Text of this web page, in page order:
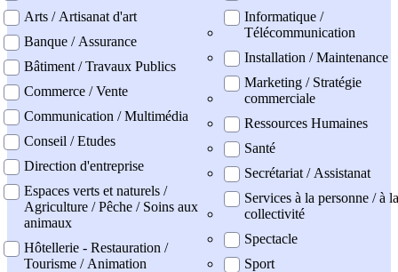
Arts / Artisanat d'art
Banque / Assurance
Bâtiment / Travaux Publics
Commerce / Vente
Communication / Multimédia
Conseil / Etudes
Direction d'entreprise
Espaces verts et naturels /
Agriculture / Pêche / Soins aux
animaux
Hôtellerie - Restauration /
Tourisme / Animation
Informatique /
Télécommunication
Installation / Maintenance
Marketing / Stratégie
commerciale
Ressources Humaines
Santé
Secrétariat / Assistanat
Services à la personne / à la
collectivité
Spectacle
Sport